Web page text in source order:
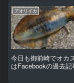
アオリイカ
今日も御前崎でオカ
はFacebookの過去記